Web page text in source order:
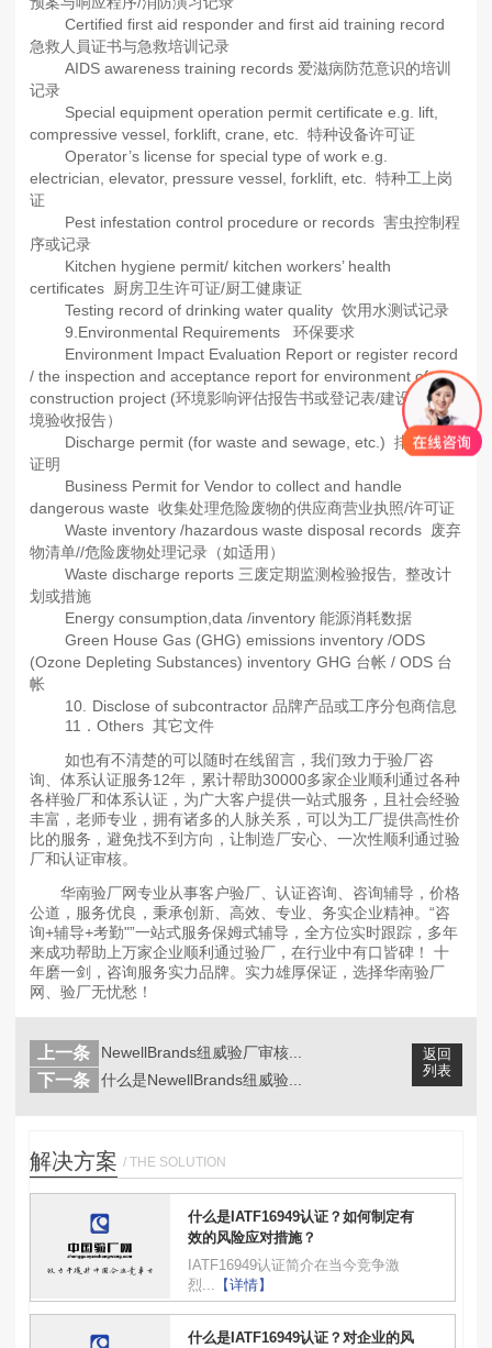
Certified first aid responder and first aid training record
急救人員证书与急救培训记录
AIDS awareness training records 爱滋病防范意识的培训
记录
Special equipment operation permit certificate e.g. lift,
compressive vessel, forklift, crane, etc. 特种设备许可证
Operator’s license for special type of work e.g.
electrician, elevator, pressure vessel, forklift, etc. 特种工上岗
证
Pest infestation control procedure or records 害虫控制程
序或记录
Kitchen hygiene permit/ kitchen workers’ health
certificates 厨房卫生许可证/厨工健康证
Testing record of drinking water quality 饮用水测试记录
9.Environmental Requirements 环保要求
Environment Impact Evaluation Report or register record
/ the inspection and acceptance report for environment of
construction project (环境影响评估报告书或登记表/建设项目环
境验收报告）
Discharge permit (for waste and sewage, etc.) 排污许可
证明
Business Permit for Vendor to collect and handle
dangerous waste 收集处理危险废物的供应商营业执照/许可证
Waste inventory /hazardous waste disposal records 废弃
物清单//危险废物处理记录（如适用）
Waste discharge reports 三废定期监测检验报告, 整改计
划或措施
Energy consumption,data /inventory 能源消耗数据
Green House Gas (GHG) emissions inventory /ODS
(Ozone Depleting Substances) inventory GHG 台帐 / ODS 台
帐
10. Disclose of subcontractor 品牌产品或工序分包商信息
11．Others 其它文件
如也有不清楚的可以随时在线留言，我们致力于验厂咨
询、体系认证服务12年，累计帮助30000多家企业顺利通过各种
各样验厂和体系认证，为广大客户提供一站式服务，且社会经验
丰富，老师专业，拥有诸多的人脉关系，可以为工厂提供高性价
比的服务，避免找不到方向，让制造厂安心、一次性顺利通过验
厂和认证审核。
华南验厂网专业从事客户验厂、认证咨询、咨询辅导，价格
公道，服务优良，秉承创新、高效、专业、务实企业精神。“咨
询+辅导+考勤"”一站式服务保姆式辅导，全方位实时跟踪，多年
来成功帮助上万家企业顺利通过验厂，在行业中有口皆碑！ 十
年磨一剑，咨询服务实力品牌。实力雄厚保证，选择华南验厂
网、验厂无忧愁！
返回
列表
上一条 NewellBrands纽威验厂审核...
下一条 什么是NewellBrands纽威验...
解决方案 / THE SOLUTION
什么是IATF16949认证？如何制定有
效的风险应对措施？
IATF16949认证简介在当今竞争激
烈...
【详情】
什么是IATF16949认证？对企业的风